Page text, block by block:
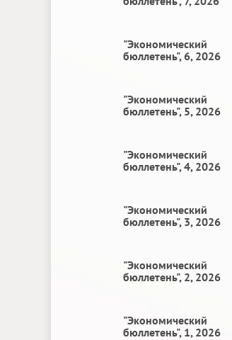
"Экономический
бюллетень", 6, 2026
"Экономический
бюллетень", 5, 2026
"Экономический
бюллетень", 4, 2026
"Экономический
бюллетень", 3, 2026
"Экономический
бюллетень", 2, 2026
"Экономический
бюллетень", 1, 2026